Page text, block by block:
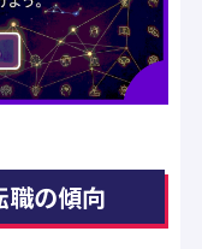
職の傾向